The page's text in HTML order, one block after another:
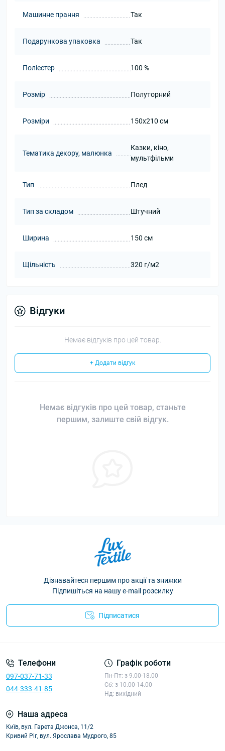
Машинне прання Так
Подарункова упаковка Так
Поліестер 100 %
Розмір Полуторний
Розміри 150x210 см
Тематика декору, малюнка
Казки, кіно,
мультфільми
Тип Плед
Тип за складом Штучний
Ширина 150 см
Щільність 320 г/м2
Відгуки
Немає відгуків про цей товар.
+ Додати відгук
Немає відгуків про цей товар, станьте
першим, залиште свій відгук.
Дізнавайтеся першим про акції та знижки
Підпишіться на нашу e-mail розсилку
Підписатися
Телефони
097-037-71-33
044-333-41-85
Графік роботи
Пн-Пт: з 9.00-18.00
Сб: з 10.00-14.00
Нд: вихідний
Наша адреса
Київ, вул. Гарета Джонса, 11/2
Кривий Ріг, вул. Ярослава Мудрого, 85